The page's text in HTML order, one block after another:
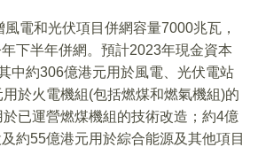
電和光伏項目併網容量7000兆瓦，
下半年併網。預計2023年現金資本
中約306億港元用於風電、光伏電站
於火電機組(包括燃煤和燃氣機組)的
已運營燃煤機組的技術改造；約4億
約55億港元用於綜合能源及其他項目